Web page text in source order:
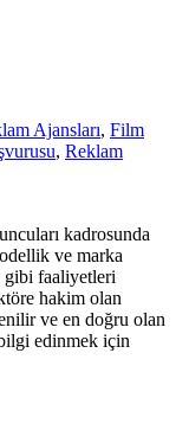
Ajansları, Film
, Reklam
kadrosunda
ve marka
gibi faaliyetleri
hakim olan
ve en doğru olan
edinmek için